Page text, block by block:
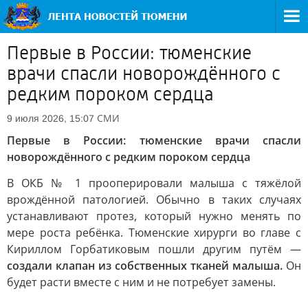
Первые в России: тюменские
врачи спасли новорождённого с
редким пороком сердца
9 июля 2026, 15:07 СМИ
Первые в России: тюменские врачи спасли
новорождённого с редким пороком сердца
В ОКБ № 1 прооперировали малыша с тяжёлой
врождённой патологией. Обычно в таких случаях
устанавливают протез, который нужно менять по
мере роста ребёнка. Тюменские хирурги во главе с
Кириллом Горбатиковым пошли другим путём —
создали клапан из собственных тканей малыша. Он
будет расти вместе с ним и не потребует замены.